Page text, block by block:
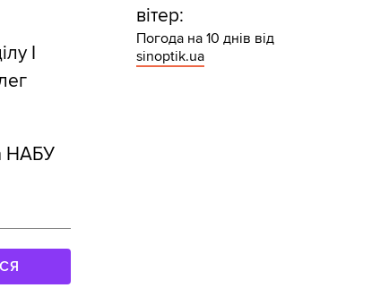
І
НАБУ
вітер:
Погода на 10 днів від
sinoptik.ua